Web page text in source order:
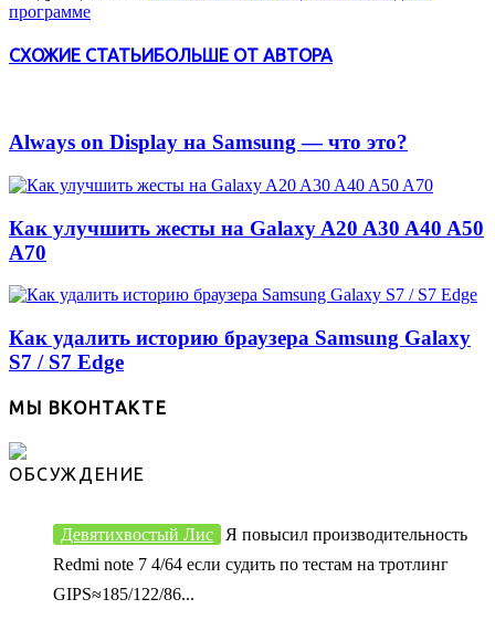
программе
СХОЖИЕ СТАТЬИБОЛЬШЕ ОТ АВТОРА
Always on Display на Samsung — что это?
Как улучшить жесты на Galaxy A20 A30 A40 A50
A70
Как удалить историю браузера Samsung Galaxy
S7 / S7 Edge
МЫ ВКОНТАКТЕ
ОБСУЖДЕНИЕ
Девятихвостый Лис
Я повысил производительность
Redmi note 7 4/64 если судить по тестам на тротлинг
GIPS≈185/122/86...